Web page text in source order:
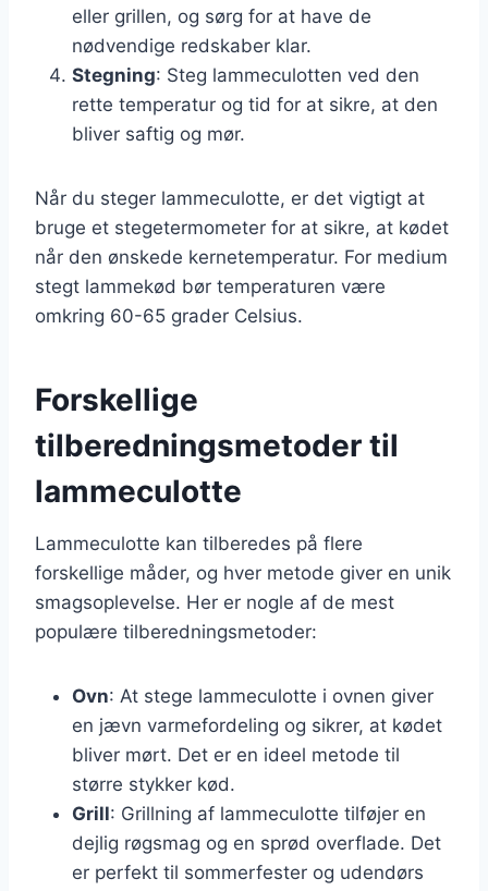
eller grillen, og sørg for at have de
nødvendige redskaber klar.
Stegning: Steg lammeculotten ved den
rette temperatur og tid for at sikre, at den
bliver saftig og mør.
Når du steger lammeculotte, er det vigtigt at
bruge et stegetermometer for at sikre, at kødet
når den ønskede kernetemperatur. For medium
stegt lammekød bør temperaturen være
omkring 60-65 grader Celsius.
Forskellige
tilberedningsmetoder til
lammeculotte
Lammeculotte kan tilberedes på flere
forskellige måder, og hver metode giver en unik
smagsoplevelse. Her er nogle af de mest
populære tilberedningsmetoder:
Ovn: At stege lammeculotte i ovnen giver
en jævn varmefordeling og sikrer, at kødet
bliver mørt. Det er en ideel metode til
større stykker kød.
Grill: Grillning af lammeculotte tilføjer en
dejlig røgsmag og en sprød overflade. Det
er perfekt til sommerfester og udendørs